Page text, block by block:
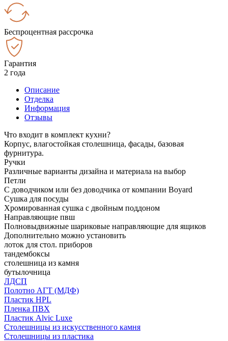
Беспроцентная рассрочка
Гарантия
2 года
Описание
Отделка
Информация
Отзывы
Что входит в комплект кухни?
Корпус, влагостойкая столешница, фасады, базовая
фурнитура.
Ручки
Различные варианты дизайна и материала на выбор
Петли
С доводчиком или без доводчика от компании Boyard
Сушка для посуды
Хромированная сушка с двойным поддоном
Направляющие пвш
Полновыдвижные шариковые направляющие для ящиков
Дополнительно можно установить
лоток для стол. приборов
тандембоксы
столешница из камня
бутылочница
ЛДСП
Полотно АГТ (МДФ)
Пластик HPL
Пленка ПВХ
Пластик Alvic Luxe
Столешницы из искусственного камня
Столешницы из пластика